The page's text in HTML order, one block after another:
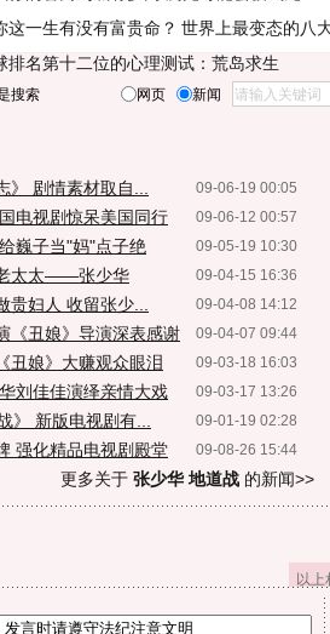
这一生有没有富贵命？ 世界上最变态的八
排名第十二位的心理测试：荒岛求生
搜索 网页 新闻
09-06-19 00:05
》 剧情素材取自...
09-06-12 00:57
电视剧惊呆美国同行
09-05-19 10:30
巍子当"妈"点子绝
09-04-15 16:36
老太太——张少华
09-04-08 14:12
贵妇人 收留张少...
09-04-07 09:44
《丑娘》导演深表感谢
09-03-18 16:03
丑娘》大赚观众眼泪
09-03-17 13:26
刘佳佳演绎亲情大戏
09-01-19 02:28
》 新版电视剧有...
09-08-26 15:44
强化精品电视剧殿堂
更多关于 张少华 地道战 的新闻>>
以